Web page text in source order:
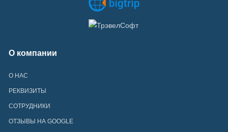
О компании
О НАС
РЕКВИЗИТЫ
СОТРУДНИКИ
ОТЗЫВЫ НА GOOGLE